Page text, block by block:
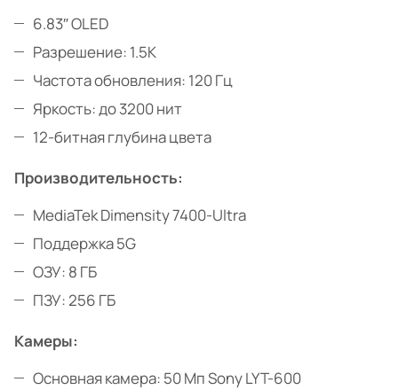
6.83″ OLED
Разрешение: 1.5K
Частота обновления: 120 Гц
Яркость: до 3200 нит
12-битная глубина цвета
Производительность:
MediaTek Dimensity 7400-Ultra
Поддержка 5G
ОЗУ: 8 ГБ
ПЗУ: 256 ГБ
Камеры:
Основная камера: 50 Мп Sony LYT-600